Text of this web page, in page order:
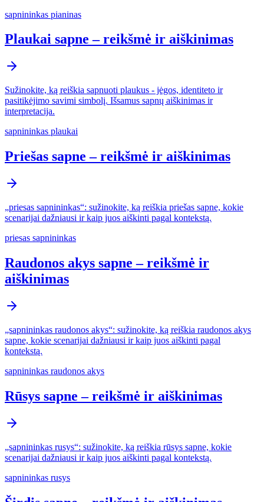
sapnininkas pianinas
Plaukai sapne – reikšmė ir aiškinimas
Sužinokite, ką reiškia sapnuoti plaukus - jėgos, identiteto ir
pasitikėjimo savimi simbolį. Išsamus sapnų aiškinimas ir
interpretacija.
sapnininkas plaukai
Priešas sapne – reikšmė ir aiškinimas
„priesas sapnininkas“: sužinokite, ką reiškia priešas sapne, kokie
scenarijai dažniausi ir kaip juos aiškinti pagal kontekstą.
priesas sapnininkas
Raudonos akys sapne – reikšmė ir
aiškinimas
„sapnininkas raudonos akys“: sužinokite, ką reiškia raudonos akys
sapne, kokie scenarijai dažniausi ir kaip juos aiškinti pagal
kontekstą.
sapnininkas raudonos akys
Rūsys sapne – reikšmė ir aiškinimas
„sapnininkas rusys“: sužinokite, ką reiškia rūsys sapne, kokie
scenarijai dažniausi ir kaip juos aiškinti pagal kontekstą.
sapnininkas rusys